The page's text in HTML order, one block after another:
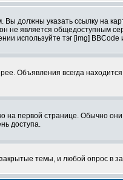
должны указать ссылку на
не является общедоступным
используйте тэг [img]
Объявления всегда
первой странице. Обычно
доступа.
темы, и любой опрос в